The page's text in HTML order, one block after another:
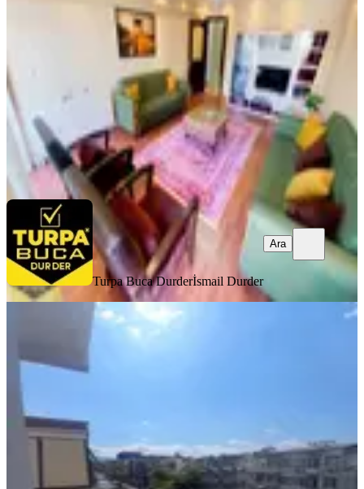
Buca, Kozağaç Mahallesi
3+1·130 m² 3. Kat 07.08.2026
42.000 ₺
Turpa Buca Durderİsmail Durder
Turpa Buca Durderİsmail Durder
Ara
Buca Belediyesi Yakını Cadde Üzeri
3+1 Doğalgazlı Ferah Daire